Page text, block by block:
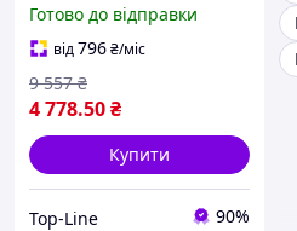
листового металу L=280
мм
Готово до відправки
від796₴/міс
4 778.50₴
9 557 ₴
Купити
Top-Line 90%